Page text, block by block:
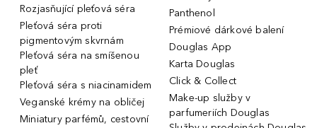
Rozjasňující pleťová séra
Pleťová séra proti
pigmentovým skvrnám
Pleťová séra na smíšenou
pleť
Pleťová séra s niacinamidem
Veganské krémy na obličej
Miniatury parfémů, cestovní
Panthenol
Prémiové dárkové balení
Douglas App
Karta Douglas
Click & Collect
Make-up služby v
parfumeriích Douglas